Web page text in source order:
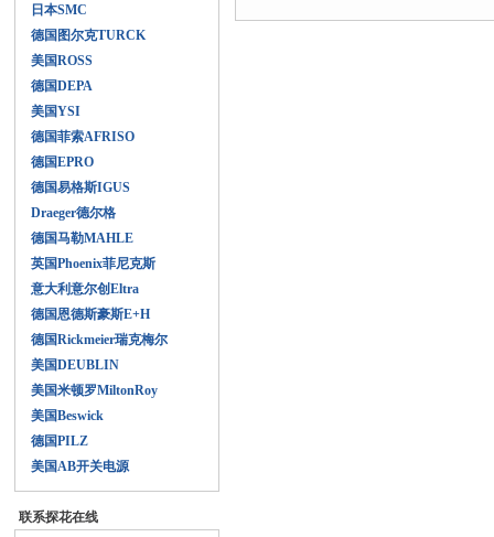
日本SMC
德国图尔克TURCK
美国ROSS
德国DEPA
美国YSI
德国菲索AFRISO
德国EPRO
德国易格斯IGUS
Draeger德尔格
德国马勒MAHLE
英国Phoenix菲尼克斯
意大利意尔创Eltra
德国恩德斯豪斯E+H
德国Rickmeier瑞克梅尔
美国DEUBLIN
美国米顿罗MiltonRoy
美国Beswick
德国PILZ
美国AB开关电源
联系探花在线